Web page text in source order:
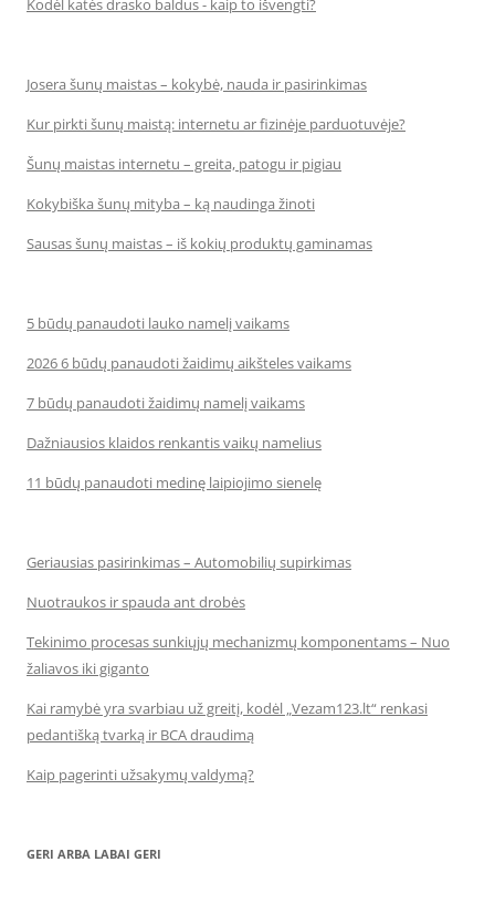
Kodėl katės drasko baldus - kaip to išvengti?
Josera šunų maistas – kokybė, nauda ir pasirinkimas
Kur pirkti šunų maistą: internetu ar fizinėje parduotuvėje?
Šunų maistas internetu – greita, patogu ir pigiau
Kokybiška šunų mityba – ką naudinga žinoti
Sausas šunų maistas – iš kokių produktų gaminamas
5 būdų panaudoti lauko namelį vaikams
2026 6 būdų panaudoti žaidimų aikšteles vaikams
7 būdų panaudoti žaidimų namelį vaikams
Dažniausios klaidos renkantis vaikų namelius
11 būdų panaudoti medinę laipiojimo sienelę
Geriausias pasirinkimas – Automobilių supirkimas
Nuotraukos ir spauda ant drobės
Tekinimo procesas sunkiųjų mechanizmų komponentams – Nuo
žaliavos iki giganto
Kai ramybė yra svarbiau už greitį, kodėl „Vezam123.lt“ renkasi
pedantišką tvarką ir BCA draudimą
Kaip pagerinti užsakymų valdymą?
GERI ARBA LABAI GERI